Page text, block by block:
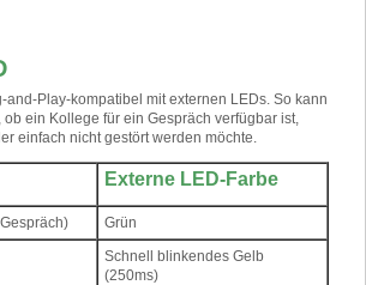
and-Play-kompatibel mit externen LEDs. So kann
ein Kollege für ein Gespräch verfügbar ist,
einfach nicht gestört werden möchte.
Externe LED-Farbe
Grün
Schnell blinkendes Gelb
(250ms)